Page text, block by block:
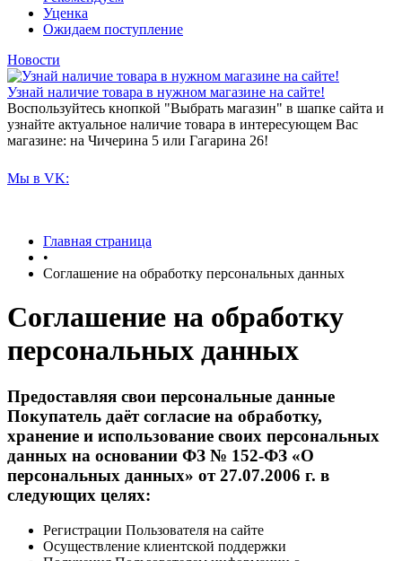
Уценка
Ожидаем поступление
Новости
Узнай наличие товара в нужном магазине на сайте!
Воспользуйтесь кнопкой "Выбрать магазин" в шапке сайта и
узнайте актуальное наличие товара в интересующем Вас
магазине: на Чичерина 5 или Гагарина 26!
Мы в VK:
Главная страница
•
Соглашение на обработку персональных данных
Соглашение на обработку
персональных данных
Предоставляя свои персональные данные
Покупатель даёт согласие на обработку,
хранение и использование своих персональных
данных на основании ФЗ № 152-ФЗ «О
персональных данных» от 27.07.2006 г. в
следующих целях:
Регистрации Пользователя на сайте
Осуществление клиентской поддержки